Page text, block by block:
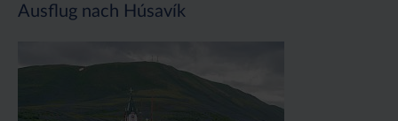
Ausflug nach Húsavík